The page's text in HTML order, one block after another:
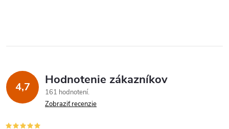
4,7 Hodnotenie zákazníkov
161 hodnotení
Zobraziť recenzie